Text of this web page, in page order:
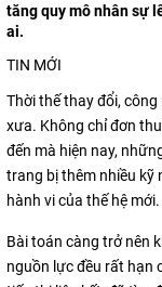
tăng quy mô nhân sự
ai.
TIN MỚI
Thời thế thay đổi,
xưa. Không chỉ đơn
đến mà hiện nay,
trang bị thêm nhiều kỹ
hành vi của thế hệ mới.
Bài toán càng trở nên
nguồn lực đều rất hạn